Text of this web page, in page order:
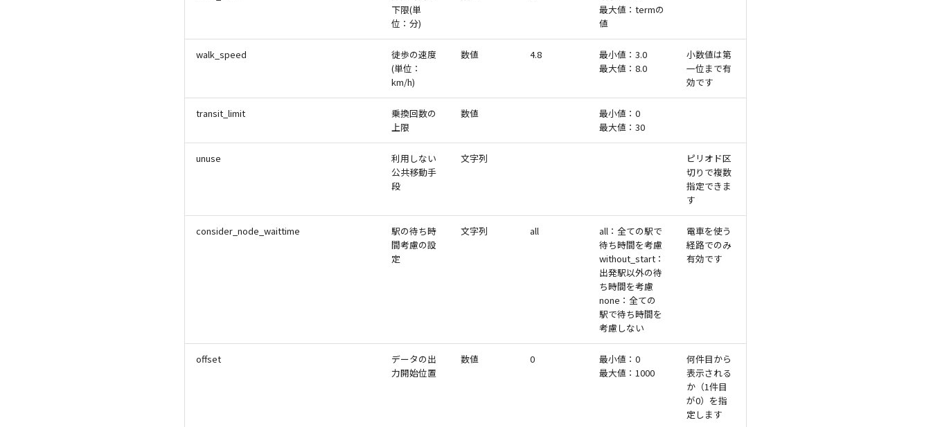
下限(単
位：分)
最大値：termの
値
walk_speed
徒歩の速度
(単位：
km/h)
数値 4.8
最小値：3.0
最大値：8.0
小数値は第
一位まで有
効です
transit_limit
乗換回数の
上限
数値
最小値：0
最大値：30
unuse
利用しない
公共移動手
段
文字列
ピリオド区
切りで複数
指定できま
す
consider_node_waittime
駅の待ち時
間考慮の設
定
文字列 all
all：全ての駅で
待ち時間を考慮
without_start：
出発駅以外の待
ち時間を考慮
none：全ての
駅で待ち時間を
考慮しない
電車を使う
経路でのみ
有効です
offset
データの出
力開始位置
数値 0
最小値：0
最大値：1000
何件目から
表示される
か（1件目
が0）を指
定します